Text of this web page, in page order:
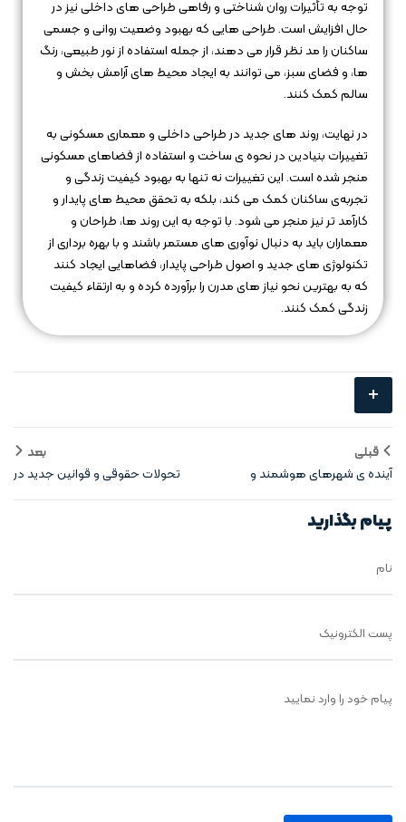
توجه به تأثیرات روان‌ شناختی و رفاهی طراحی‌ های داخلی نیز در
حال افزایش است. طراحی‌ هایی که بهبود وضعیت روانی و جسمی
ساکنان را مد نظر قرار می‌ دهند، از جمله استفاده از نور طبیعی، رنگ‌
ها، و فضای سبز، می‌ توانند به ایجاد محیط‌ های آرامش‌ بخش و
سالم کمک کنند.
در نهایت، روند های جدید در طراحی داخلی و معماری مسکونی به
تغییرات بنیادین در نحوه‌ ی ساخت و استفاده از فضاهای مسکونی
منجر شده است. این تغییرات نه تنها به بهبود کیفیت زندگی و
تجربه‌ی ساکنان کمک می‌ کند، بلکه به تحقق محیط‌ های پایدار و
کارآمد تر نیز منجر می‌ شود. با توجه به این روند ها، طراحان و
معماران باید به دنبال نوآوری‌ های مستمر باشند و با بهره‌ برداری از
تکنولوژی‌ های جدید و اصول طراحی پایدار، فضاهایی ایجاد کنند
که به بهترین نحو نیاز های مدرن را برآورده کرده و به ارتقاء کیفیت
زندگی کمک کنند.
+
قبلی
آینده‌ ی شهرهای هوشمند و
مسکن در آنها
بعد
تحولات حقوقی و قوانین جدید در
حوزه مسکن
پیام بگذارید
نام
پست الکترونیک
پیام خود را وارد نمایید